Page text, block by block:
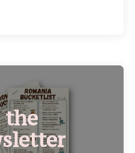
the